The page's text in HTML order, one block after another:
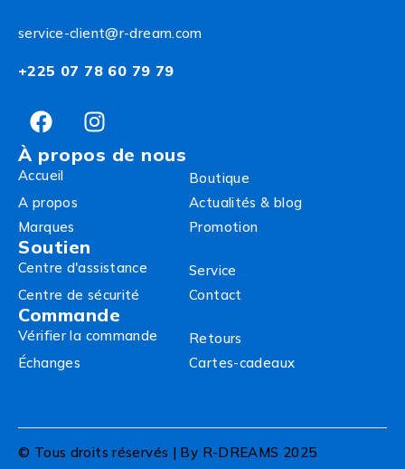
service-client@r-dream.com
+225 07 78 60 79 79
À propos de nous
Accueil
Boutique
A propos
Actualités & blog
Marques
Promotion
Soutien
Centre d'assistance
Service
Centre de sécurité
Contact
Commande
Vérifier la commande
Retours
Échanges
Cartes-cadeaux
© Tous droits réservés | By R-DREAMS 2025